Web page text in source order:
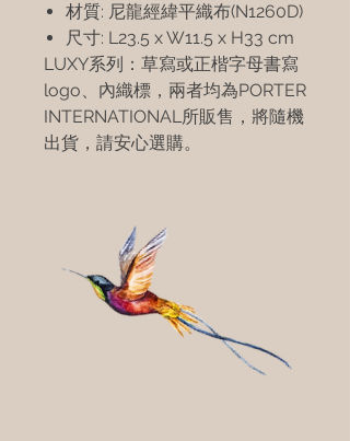
材質: 尼龍經緯平織布(N1260D)
尺寸: L23.5 x W11.5 x H33 cm
LUXY系列：草寫或正楷字母書寫
logo、內織標，兩者均為PORTER
INTERNATIONAL所販售，將隨機
出貨，請安心選購。